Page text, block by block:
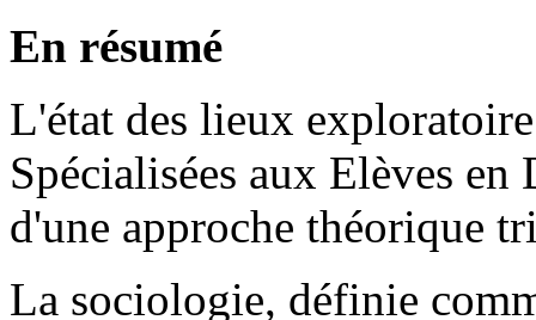
En résumé
L'état des lieux
Spécialisées aux Elèves
d'une approche théorique
La sociologie, définie